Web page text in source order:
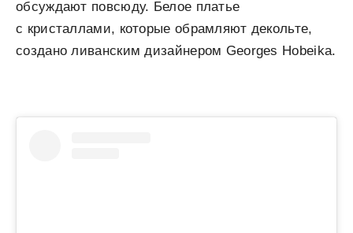
обсуждают повсюду. Белое платье
с кристаллами, которые обрамляют декольте,
создано ливанским дизайнером Georges Hobeika.